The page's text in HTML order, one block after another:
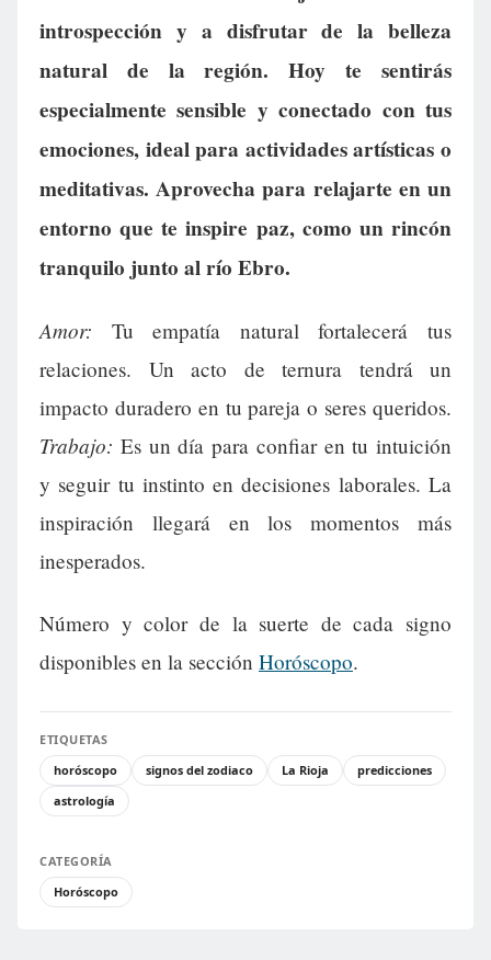
introspección y a disfrutar de la belleza
natural de la región. Hoy te sentirás
especialmente sensible y conectado con tus
emociones, ideal para actividades artísticas o
meditativas. Aprovecha para relajarte en un
entorno que te inspire paz, como un rincón
tranquilo junto al río Ebro.
Amor: Tu empatía natural fortalecerá tus
relaciones. Un acto de ternura tendrá un
impacto duradero en tu pareja o seres queridos.
Trabajo: Es un día para confiar en tu intuición
y seguir tu instinto en decisiones laborales. La
inspiración llegará en los momentos más
inesperados.
Número y color de la suerte de cada signo
disponibles en la sección Horóscopo.
ETIQUETAS
horóscopo
signos del zodiaco La Rioja
predicciones
astrología
CATEGORÍA
Horóscopo